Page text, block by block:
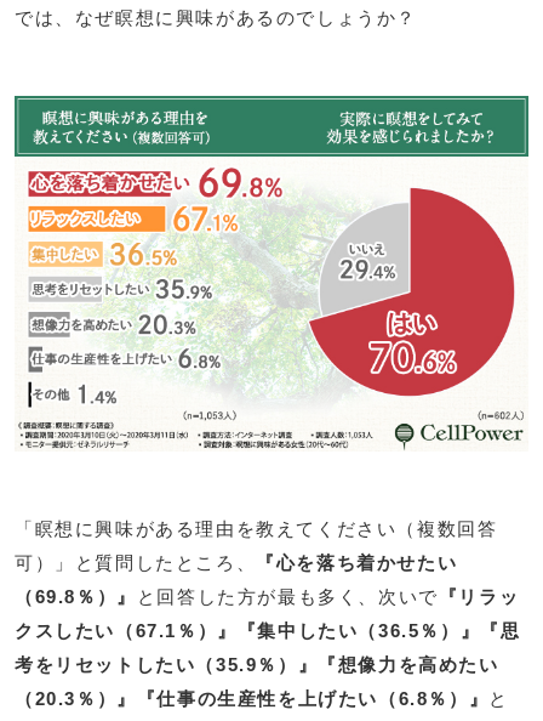
では、なぜ瞑想に興味があるのでしょうか？
「瞑想に興味がある理由を教えてください（複数回答
可）」と質問したところ、
『心を落ち着かせたい
（69.8％）』
と回答した方が最も多く、次いで
『リラッ
クスしたい（67.1％）』『集中したい（36.5％）』『思
考をリセットしたい（35.9％）』『想像力を高めたい
（20.3％）』『仕事の生産性を上げたい（6.8％）』
と